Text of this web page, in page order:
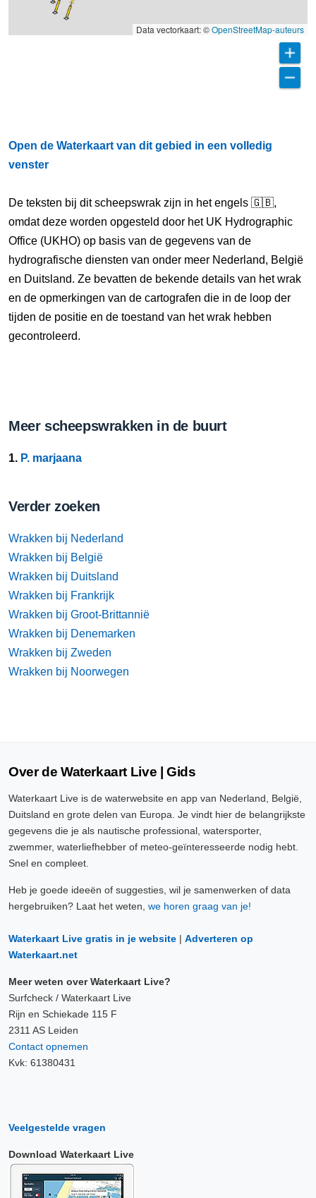
Data vectorkaart: ©OpenStreetMap-auteurs
Open de Waterkaart van dit gebied in een volledig
venster
De teksten bij dit scheepswrak zijn in het engels 🇬🇧,
omdat deze worden opgesteld door het UK Hydrographic
Office (UKHO) op basis van de gegevens van de
hydrografische diensten van onder meer Nederland, België
en Duitsland. Ze bevatten de bekende details van het wrak
en de opmerkingen van de cartografen die in de loop der
tijden de positie en de toestand van het wrak hebben
gecontroleerd.
Meer scheepswrakken in de buurt
1. P. marjaana
Verder zoeken
Wrakken bij Nederland
Wrakken bij België
Wrakken bij Duitsland
Wrakken bij Frankrijk
Wrakken bij Groot-Brittannië
Wrakken bij Denemarken
Wrakken bij Zweden
Wrakken bij Noorwegen
Over de Waterkaart Live | Gids
Waterkaart Live is de waterwebsite en app van Nederland, België,
Duitsland en grote delen van Europa. Je vindt hier de belangrijkste
gegevens die je als nautische professional, watersporter,
zwemmer, waterliefhebber of meteo-geïnteresseerde nodig hebt.
Snel en compleet.
Heb je goede ideeën of suggesties, wil je samenwerken of data
hergebruiken? Laat het weten, we horen graag van je!
Waterkaart Live gratis in je website | Adverteren op
Waterkaart.net
Meer weten over Waterkaart Live?
Surfcheck / Waterkaart Live
Rijn en Schiekade 115 F
2311 AS Leiden
Contact opnemen
Kvk: 61380431
Veelgestelde vragen
Download Waterkaart Live